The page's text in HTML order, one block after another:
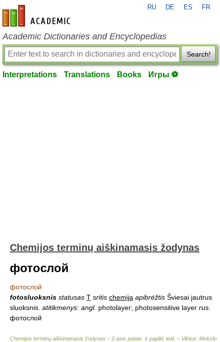
en-academic.com
RU DE ES FR
Academic Dictionaries and Encyclopedias
Search!
Interpretations Translations Books Игры ⚽
Chemijos terminų aiškinamasis žodynas
фотослой
фотослой
fotosluoksnis statusas T sritis chemija apibrėžtis Šviesai jautrus
sluoksnis. atitikmenys: angl. photolayer; photosensitive layer rus.
фотослой
Chemijos terminų aiškinamasis žodynas – 2-asis patais. ir papild. leid. – Vilnius: Mokslo